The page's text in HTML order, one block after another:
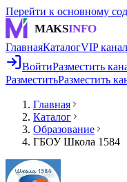
Перейти к основному
MAKSINFO
ГлавнаяКаталогVIP
ВойтиРазместить
РазместитьРазместить
Главная
Каталог
Образование
ГБОУ Школа 1584